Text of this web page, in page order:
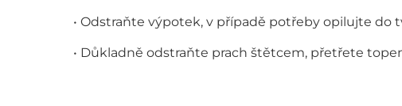
• Odstraňte výpotek, v případě potřeby opilujte do
• Důkladně odstraňte prach štětcem, přetřete